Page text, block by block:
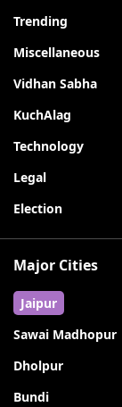
Trending
Miscellaneous
Vidhan Sabha
KuchAlag
Technology
Legal
Election
Major Cities
Jaipur
Sawai Madhopur
Dholpur
Bundi